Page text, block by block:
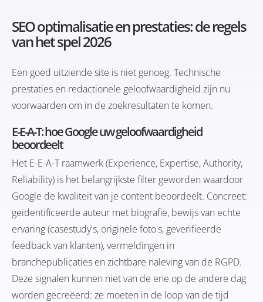
SEO optimalisatie en prestaties: de regels
van het spel 2026
Een goed uitziende site is niet genoeg. Technische
prestaties en redactionele geloofwaardigheid zijn nu
voorwaarden om in de zoekresultaten te komen.
E-E-A-T: hoe Google uw geloofwaardigheid
beoordeelt
Het E-E-A-T raamwerk (Experience, Expertise, Authority,
Reliability) is het belangrijkste filter geworden waardoor
Google de kwaliteit van je content beoordeelt. Concreet:
geïdentificeerde auteur met biografie, bewijs van echte
ervaring (casestudy's, originele foto's, geverifieerde
feedback van klanten), vermeldingen in
branchepublicaties en zichtbare naleving van de RGPD.
Deze signalen kunnen niet van de ene op de andere dag
worden gecreëerd: ze moeten in de loop van de tijd